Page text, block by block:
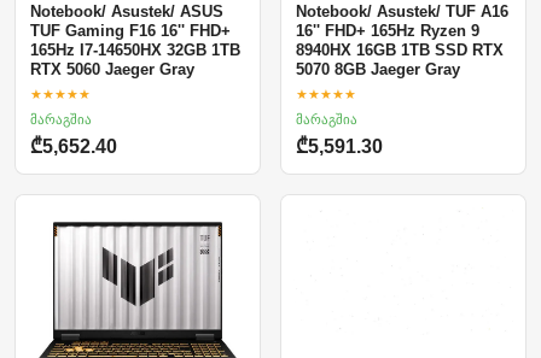
Notebook/ Asustek/ ASUS
TUF Gaming F16 16'' FHD+
165Hz I7-14650HX 32GB 1TB
RTX 5060 Jaeger Gray
★★★★★
მარაგშია
₾5,652.40
Notebook/ Asustek/ TUF A16
16'' FHD+ 165Hz Ryzen 9
8940HX 16GB 1TB SSD RTX
5070 8GB Jaeger Gray
★★★★★
მარაგშია
₾5,591.30